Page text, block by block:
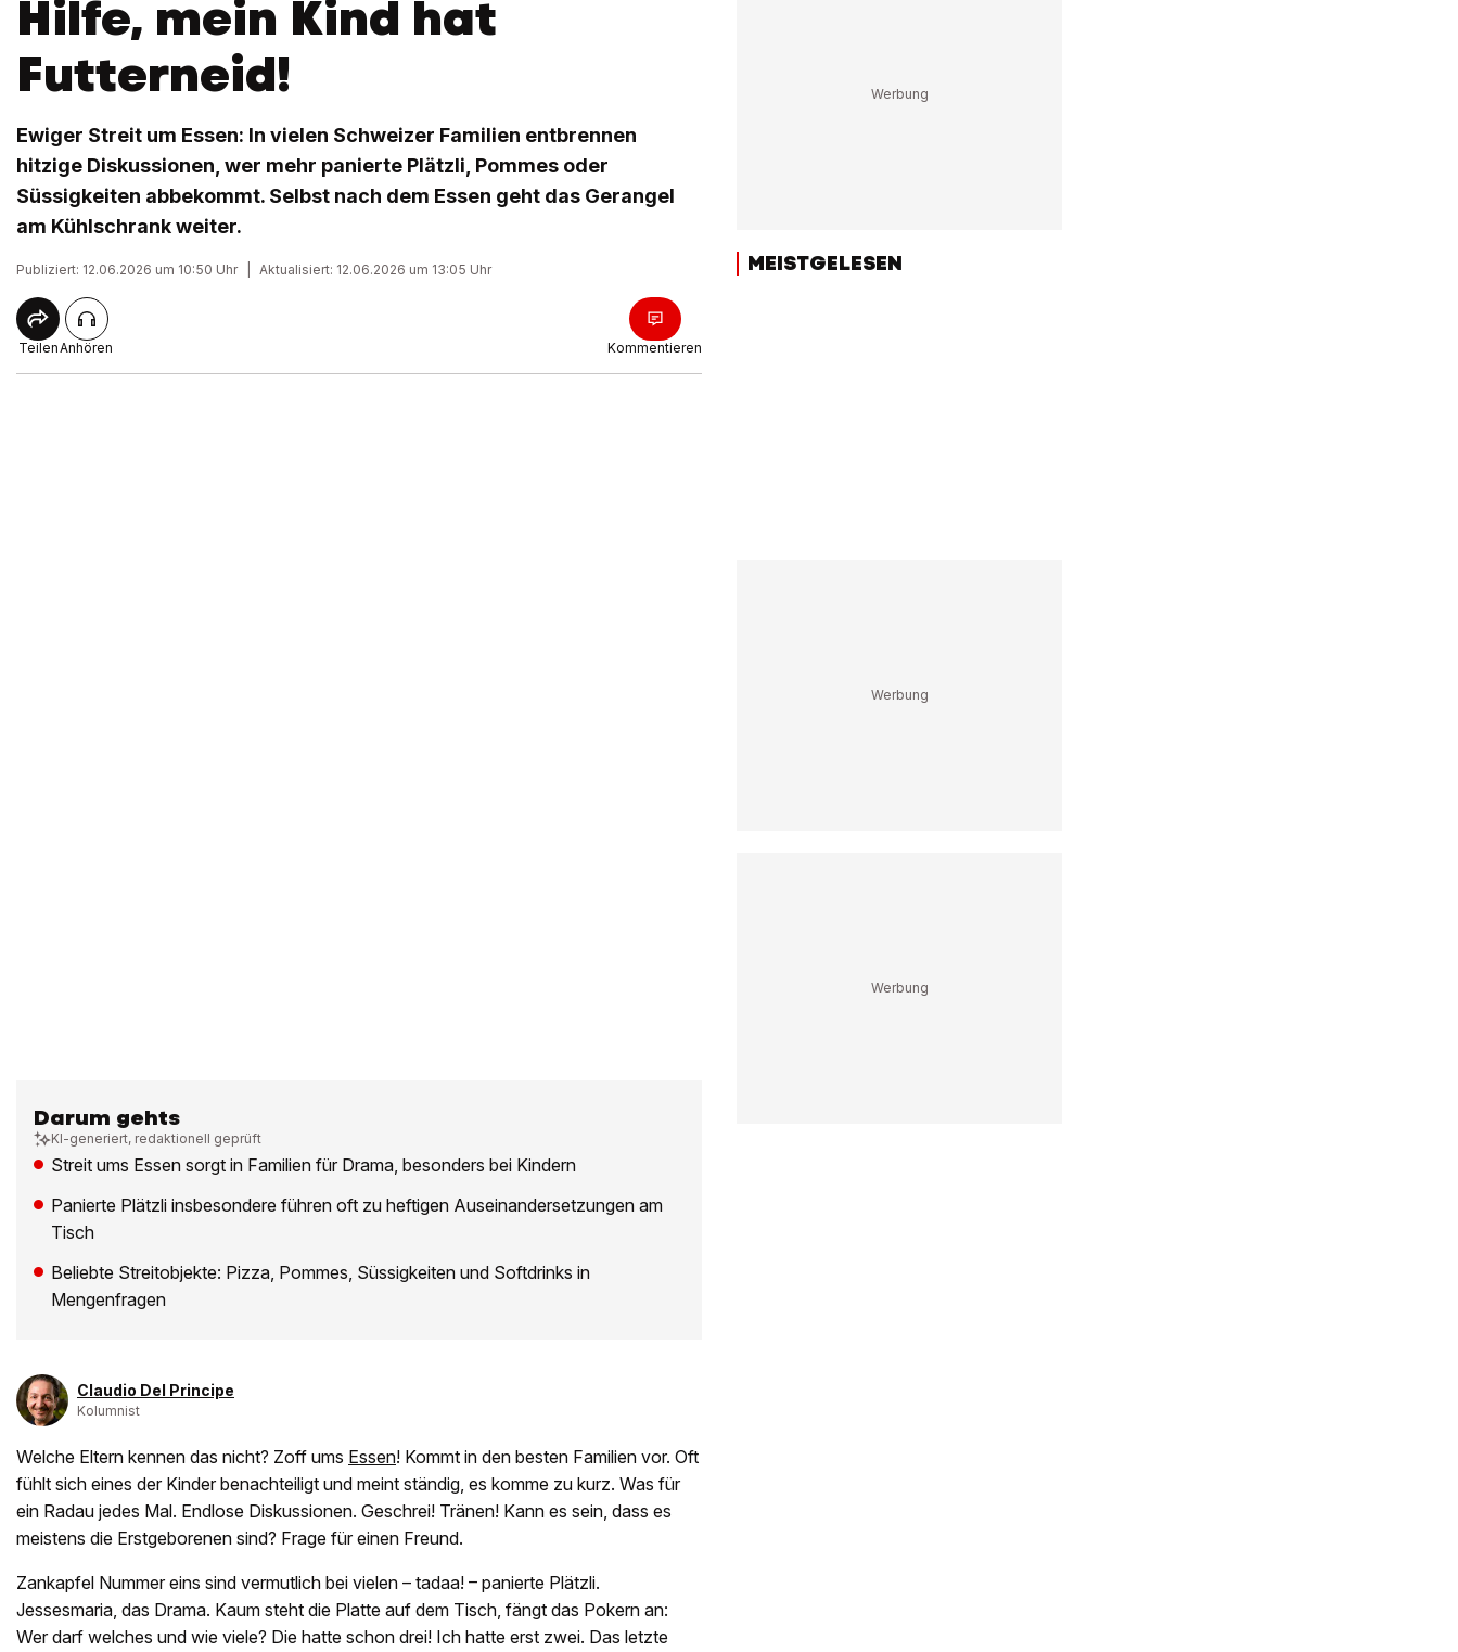
Hilfe, mein Kind hat
Futterneid!
Ewiger Streit um Essen: In vielen Schweizer Familien entbrennen
hitzige Diskussionen, wer mehr panierte Plätzli, Pommes oder
Süssigkeiten abbekommt. Selbst nach dem Essen geht das Gerangel
am Kühlschrank weiter.
Publiziert: 12.06.2026 um 10:50 Uhr Aktualisiert: 12.06.2026 um 13:05 Uhr
TeilenAnhören Kommentieren
Darum gehts
KI-generiert, redaktionell geprüft
Streit ums Essen sorgt in Familien für Drama, besonders bei Kindern
Panierte Plätzli insbesondere führen oft zu heftigen Auseinandersetzungen am
Tisch
Beliebte Streitobjekte: Pizza, Pommes, Süssigkeiten und Softdrinks in
Mengenfragen
Claudio Del Principe
Kolumnist
Welche Eltern kennen das nicht? Zoff ums Essen! Kommt in den besten Familien vor. Oft
fühlt sich eines der Kinder benachteiligt und meint ständig, es komme zu kurz. Was für
ein Radau jedes Mal. Endlose Diskussionen. Geschrei! Tränen! Kann es sein, dass es
meistens die Erstgeborenen sind? Frage für einen Freund.
Zankapfel Nummer eins sind vermutlich bei vielen – tadaa! – panierte Plätzli.
Jessesmaria, das Drama. Kaum steht die Platte auf dem Tisch, fängt das Pokern an:
Wer darf welches und wie viele? Die hatte schon drei! Ich hatte erst zwei. Das letzte
MEISTGELESEN